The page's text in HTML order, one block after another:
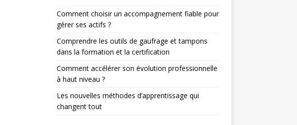
Comment choisir un accompagnement fiable pour
gérer ses actifs ?
Comprendre les outils de gaufrage et tampons
dans la formation et la certification
Comment accélérer son évolution professionnelle
à haut niveau ?
Les nouvelles méthodes d’apprentissage qui
changent tout